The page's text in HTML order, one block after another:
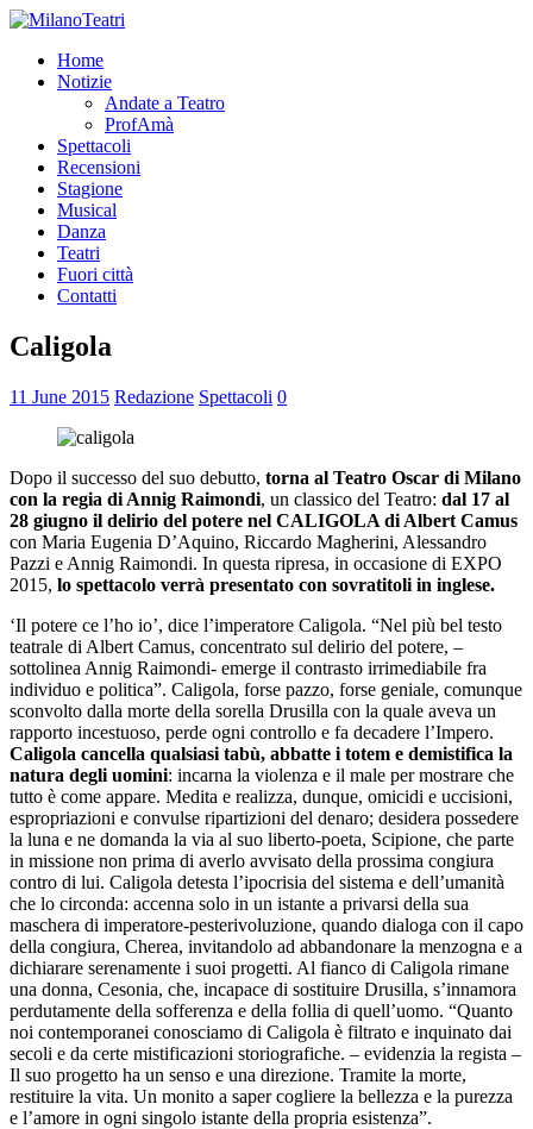
Home
Notizie
Andate a Teatro
ProfAmà
Spettacoli
Recensioni
Stagione
Musical
Danza
Teatri
Fuori città
Contatti
Caligola
11 June 2015 Redazione Spettacoli 0
Dopo il successo del suo debutto, torna al Teatro Oscar di Milano
con la regia di Annig Raimondi, un classico del Teatro: dal 17 al
28 giugno il delirio del potere nel CALIGOLA di Albert Camus
con Maria Eugenia D’Aquino, Riccardo Magherini, Alessandro
Pazzi e Annig Raimondi. In questa ripresa, in occasione di EXPO
2015, lo spettacolo verrà presentato con sovratitoli in inglese.
‘Il potere ce l’ho io’, dice l’imperatore Caligola. “Nel più bel testo
teatrale di Albert Camus, concentrato sul delirio del potere, –
sottolinea Annig Raimondi- emerge il contrasto irrimediabile fra
individuo e politica”. Caligola, forse pazzo, forse geniale, comunque
sconvolto dalla morte della sorella Drusilla con la quale aveva un
rapporto incestuoso, perde ogni controllo e fa decadere l’Impero.
Caligola cancella qualsiasi tabù, abbatte i totem e demistifica la
natura degli uomini: incarna la violenza e il male per mostrare che
tutto è come appare. Medita e realizza, dunque, omicidi e uccisioni,
espropriazioni e convulse ripartizioni del denaro; desidera possedere
la luna e ne domanda la via al suo liberto-poeta, Scipione, che parte
in missione non prima di averlo avvisato della prossima congiura
contro di lui. Caligola detesta l’ipocrisia del sistema e dell’umanità
che lo circonda: accenna solo in un istante a privarsi della sua
maschera di imperatore-pesterivoluzione, quando dialoga con il capo
della congiura, Cherea, invitandolo ad abbandonare la menzogna e a
dichiarare serenamente i suoi progetti. Al fianco di Caligola rimane
una donna, Cesonia, che, incapace di sostituire Drusilla, s’innamora
perdutamente della sofferenza e della follia di quell’uomo. “Quanto
noi contemporanei conosciamo di Caligola è filtrato e inquinato dai
secoli e da certe mistificazioni storiografiche. – evidenzia la regista –
Il suo progetto ha un senso e una direzione. Tramite la morte,
restituire la vita. Un monito a saper cogliere la bellezza e la purezza
e l’amore in ogni singolo istante della propria esistenza”.